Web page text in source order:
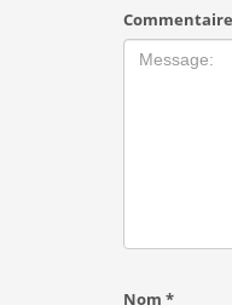
Commentaire
Nom *